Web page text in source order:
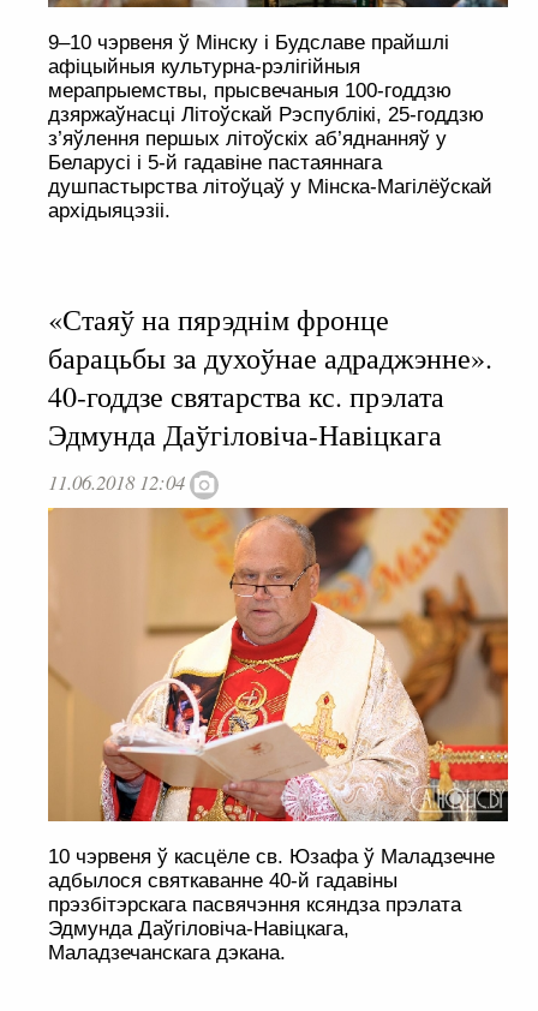
9–10 чэрвеня ў Мінску і Будславе прайшлі
афіцыйныя культурна-рэлігійныя
мерапрыемствы, прысвечаныя 100-годдзю
дзяржаўнасці Літоўскай Рэспублікі, 25-годдзю
з’яўлення першых літоўскіх аб’яднанняў у
Беларусі і 5-й гадавіне пастаяннага
душпастырства літоўцаў у Мінска-Магілёўскай
архідыяцэзіі.
«Стаяў на пярэднім фронце
барацьбы за духоўнае адраджэнне».
40-годдзе святарства кс. прэлата
Эдмунда Даўгіловіча-Навіцкага
11.06.2018 12:04
10 чэрвеня ў касцёле св. Юзафа ў Маладзечне
адбылося святкаванне 40-й гадавіны
прэзбітэрскага пасвячэння ксяндза прэлата
Эдмунда Даўгіловіча-Навіцкага,
Маладзечанскага дэкана.